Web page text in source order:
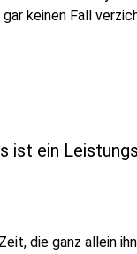
keinen Fall
ist ein
die ganz allein